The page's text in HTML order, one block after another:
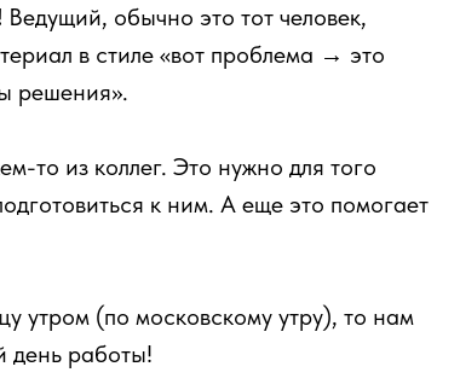
Ведущий, обычно это тот человек,
в стиле «вот проблема → это
решения».
то из коллег. Это нужно для того
к ним. А еще это помогает
утром (по московскому утру), то нам
день работы!